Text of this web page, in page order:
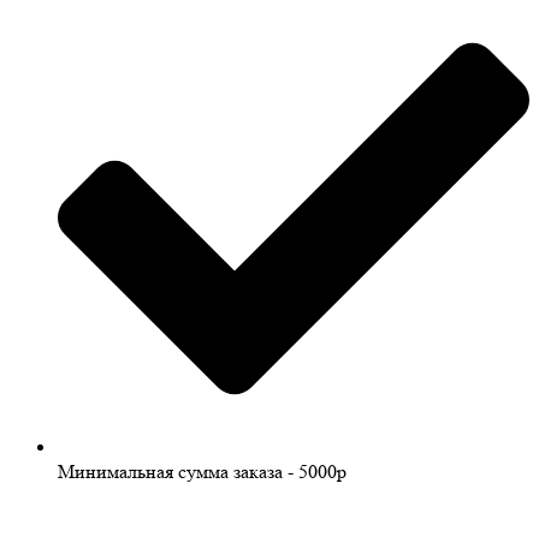
Минимальная сумма заказа - 5000р